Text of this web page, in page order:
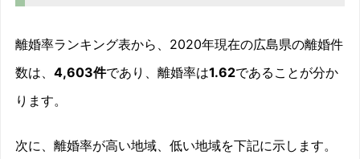
離婚率ランキング表から、2020年現在の広島県の離婚件
数は、 4,603件であり、離婚率は1.62であることが分か
ります。
次に、離婚率が高い地域、低い地域を下記に示します。